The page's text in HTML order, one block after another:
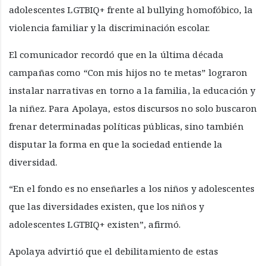
adolescentes LGTBIQ+ frente al bullying homofóbico, la
violencia familiar y la discriminación escolar.
El comunicador recordó que en la última década
campañas como “Con mis hijos no te metas” lograron
instalar narrativas en torno a la familia, la educación y
la niñez. Para Apolaya, estos discursos no solo buscaron
frenar determinadas políticas públicas, sino también
disputar la forma en que la sociedad entiende la
diversidad.
“En el fondo es no enseñarles a los niños y adolescentes
que las diversidades existen, que los niños y
adolescentes LGTBIQ+ existen”, afirmó.
Apolaya advirtió que el debilitamiento de estas